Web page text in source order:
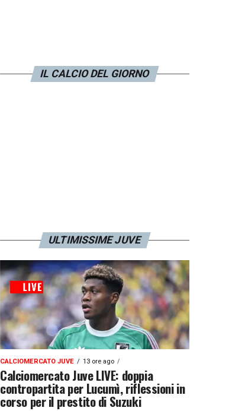
IL CALCIO DEL GIORNO
ULTIMISSIME JUVE
CALCIOMERCATO JUVE 13 ore ago
Calciomercato Juve LIVE: doppia
contropartita per Lucumì, riflessioni in
corso per il prestito di Suzuki